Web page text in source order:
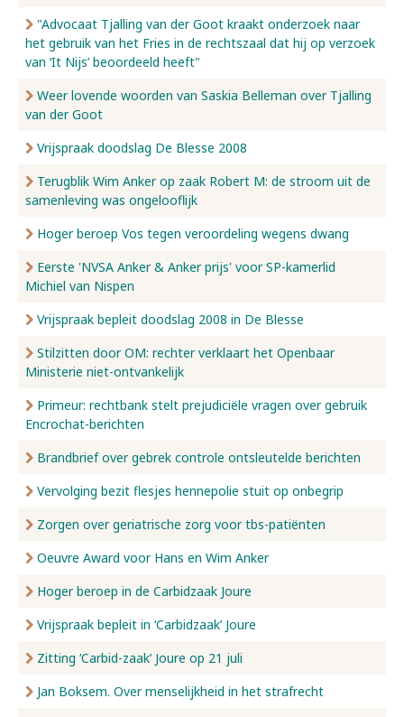
"Advocaat Tjalling van der Goot kraakt onderzoek naar
het gebruik van het Fries in de rechtszaal dat hij op verzoek
van ‘It Nijs’ beoordeeld heeft"
Weer lovende woorden van Saskia Belleman over Tjalling
van der Goot
Vrijspraak doodslag De Blesse 2008
Terugblik Wim Anker op zaak Robert M: de stroom uit de
samenleving was ongelooflijk
Hoger beroep Vos tegen veroordeling wegens dwang
Eerste 'NVSA Anker & Anker prijs' voor SP-kamerlid
Michiel van Nispen
Vrijspraak bepleit doodslag 2008 in De Blesse
Stilzitten door OM: rechter verklaart het Openbaar
Ministerie niet-ontvankelijk
Primeur: rechtbank stelt prejudiciële vragen over gebruik
Encrochat-berichten
Brandbrief over gebrek controle ontsleutelde berichten
Vervolging bezit flesjes hennepolie stuit op onbegrip
Zorgen over geriatrische zorg voor tbs-patiënten
Oeuvre Award voor Hans en Wim Anker
Hoger beroep in de Carbidzaak Joure
Vrijspraak bepleit in ‘Carbidzaak’ Joure
Zitting ‘Carbid-zaak’ Joure op 21 juli
Jan Boksem. Over menselijkheid in het strafrecht